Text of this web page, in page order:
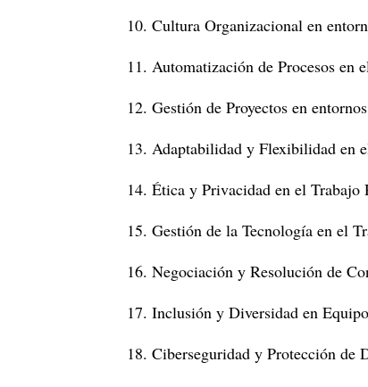
10. Cultura Organizacional en
11. Automatización de Procesos en
12. Gestión de Proyectos en
13. Adaptabilidad y Flexibilidad en
14. Ética y Privacidad en el Trabajo
15. Gestión de la Tecnología en el
16. Negociación y Resolución de
17. Inclusión y Diversidad en
18. Ciberseguridad y Protección de